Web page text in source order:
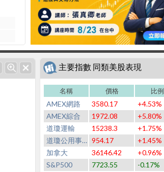
主要指數 同類美股表現
名稱 價格 比例
AMEX網路 3580.17
+4.53%
AMEX綜合
1972.08
+5.80%
道瓊運輸
15238.3
+1.75%
道瓊公用事業 954.17
+1.45%
加拿大
36146.42
+0.96%
S&P500
7723.55
-0.17%